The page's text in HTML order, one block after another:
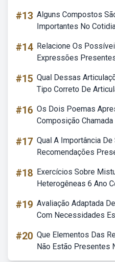
#13 Alguns Compostos
Importantes No
#14 Relacione Os
Expressões
#15 Qual Dessas
Tipo Correto De
#16 Os Dois Poemas
Composição
#17 Qual A Importância De
Recomendações
#18 Exercícios Sobre
Heterogêneas 6 Ano
#19 Avaliação Adaptada
Com Necessidades
#20 Que Elementos Das
Não Estão Presentes